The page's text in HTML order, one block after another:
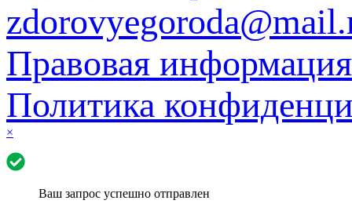
Правовая информация
Политика
×
Ваш запрос успешно отправлен